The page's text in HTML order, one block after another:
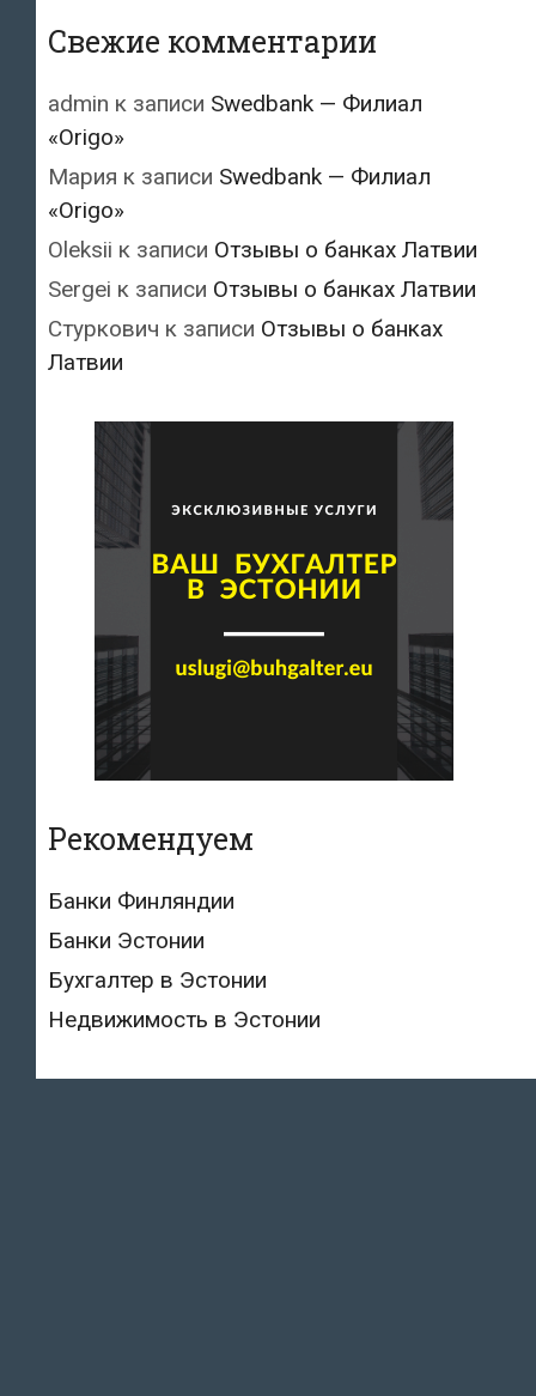
Свежие комментарии
admin к записи Swedbank — Филиал
«Origo»
Мария к записи Swedbank — Филиал
«Origo»
Oleksii к записи Отзывы о банках Латвии
Sergei к записи Отзывы о банках Латвии
Стуркович к записи Отзывы о банках
Латвии
Рекомендуем
Банки Финляндии
Банки Эстонии
Бухгалтер в Эстонии
Недвижимость в Эстонии